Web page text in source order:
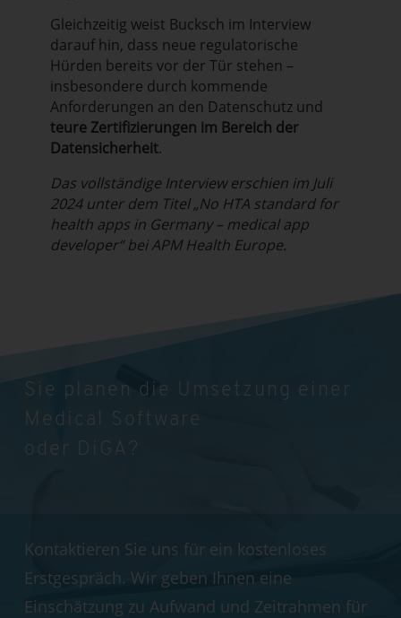
Gleichzeitig weist Bucksch im Interview
darauf hin, dass neue regulatorische
Hürden bereits vor der Tür stehen –
insbesondere durch kommende
Anforderungen an den Datenschutz und
teure Zertifizierungen im Bereich der
Datensicherheit.
Das vollständige Interview erschien im Juli
2024 unter dem Titel „No HTA standard for
health apps in Germany – medical app
developer“ bei APM Health Europe.
Sie planen die Umsetzung einer
Medical Software
oder DiGA?
Kontaktieren Sie uns für ein kostenloses
Erstgespräch. Wir geben Ihnen eine
Einschätzung zu Aufwand und Zeitrahmen für